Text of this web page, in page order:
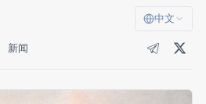
中文
新闻